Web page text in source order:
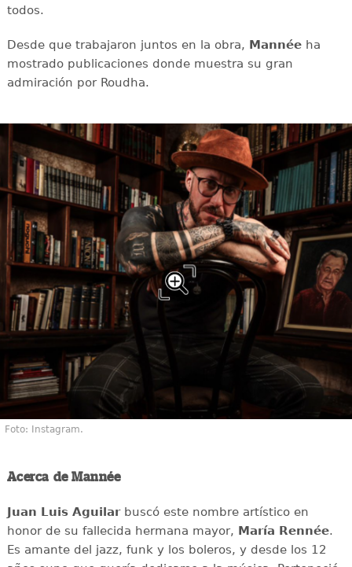
todos.
Desde que trabajaron juntos en la obra, Mannéeha
mostrado publicaciones donde muestra su gran
admiración por Roudha.
Foto: Instagram.
Acerca de Mannée
Juan Luis Aguilarbuscó este nombre artístico en
honor de su fallecida hermana mayor, María Rennée.
Es amante del jazz, funk y los boleros, y desde los 12